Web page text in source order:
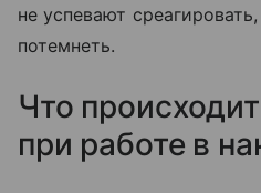
не успевают
потемнеть.
Что
при работе в